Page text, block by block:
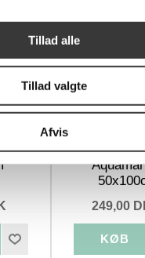
Tillad alle
Tillad valgte
Afvis
Lilla,
Checker
249,00